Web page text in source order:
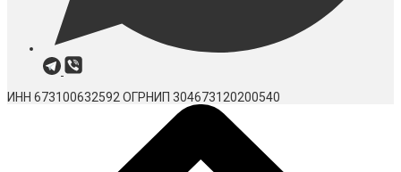
ИНН 673100632592 ОГРНИП 304673120200540